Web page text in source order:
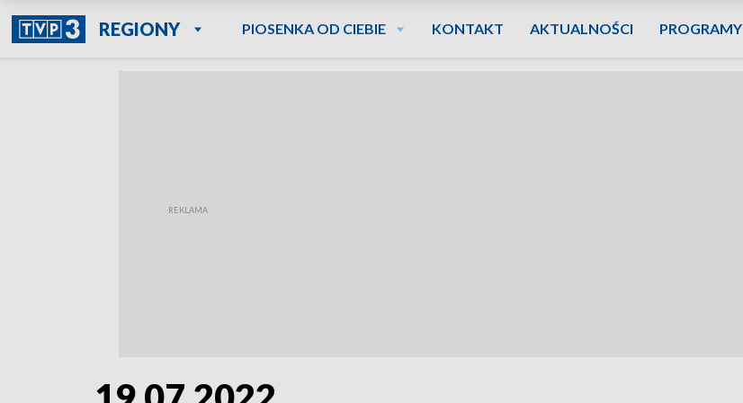
REGIONY PIOSENKA OD CIEBIE KONTAKT AKTUALNOŚCI PROGRAMY